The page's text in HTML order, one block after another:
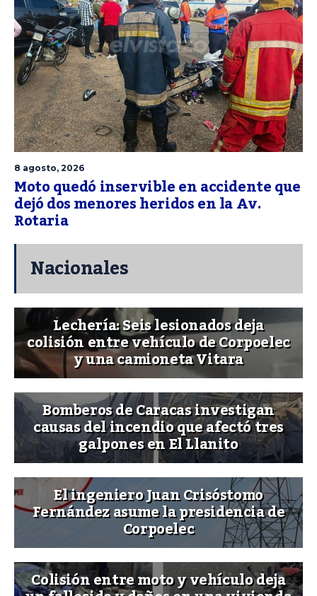
8 agosto, 2026
Moto quedó inservible en accidente que
dejó dos menores heridos en la Av.
Rotaria
Nacionales
Lechería: Seis lesionados deja
colisión entre vehículo de Corpoelec
y una camioneta Vitara
Bomberos de Caracas investigan
causas del incendio que afectó tres
galpones en El Llanito
El ingeniero Juan Crisóstomo
Fernández asume la presidencia de
Corpoelec
Colisión entre moto y vehículo deja